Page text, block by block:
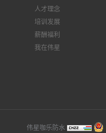
人才理念
培训发展
薪酬福利
我在伟星
伟星咖乐防水